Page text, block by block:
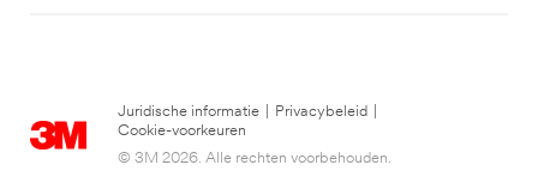
Juridische informatie Privacybeleid
Cookie-voorkeuren
© 3M 2026. Alle rechten voorbehouden.